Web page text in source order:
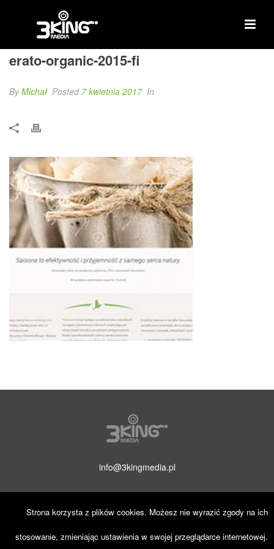
erato-organic-2015-fi
ByMichał Posted 7 kwietnia 2017 In
info@3kingmedia.pl
© 2019 3KINGmedia. Wszelkie prawa zastrzeżone.
Strona korzysta z plików cookies. Możesz nie wyrazić zgody na ich
stosowanie, zmieniając ustawienia w swojej przeglądarce internetowej.